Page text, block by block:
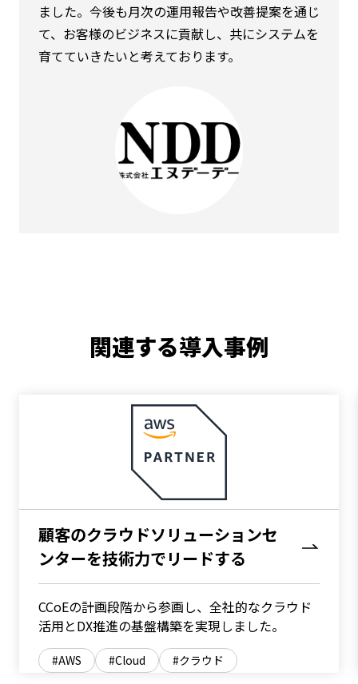
ました。今後も月次の運用報告や改善提案を通じ
て、お客様のビジネスに貢献し、共にシステムを
育てていきたいと考えております。
関連する導入事例
顧客のクラウドソリューションセ
ンターを技術力でリードする
CCoEの計画段階から参画し、全社的なクラウド
活用とDX推進の基盤構築を実現しました。
AWS Cloud クラウド